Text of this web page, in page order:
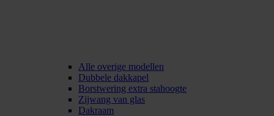
Alle overige modellen
Dubbele dakkapel
Borstwering extra stahoogte
Zijwang van glas
Dakraam